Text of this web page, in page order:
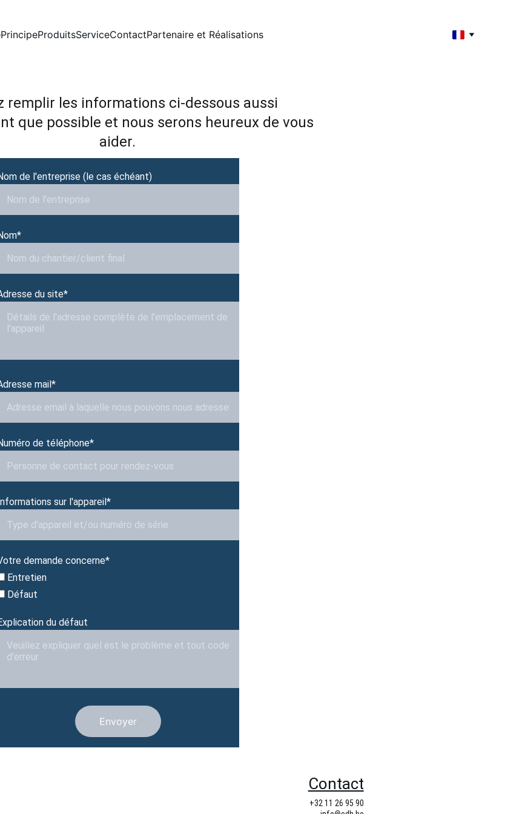
PrincipeProduitsServiceContactPartenaire et Réalisations
remplir les informations ci-dessous aussi
que possible et nous serons heureux de vous
aider.
de l'entreprise (le cas échéant)
du site*
mail*
de téléphone*
sur l'appareil*
demande concerne*
Entretien
Défaut
du défaut
Envoyer
Contact
+32 11 26 95 90